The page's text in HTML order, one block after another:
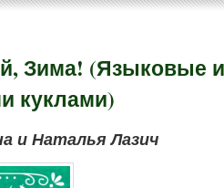
Зима! (Языковые
куклами)
и Ната­лья Лазич